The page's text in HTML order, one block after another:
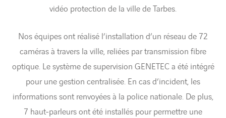
vidéo protection de la ville de Tarbes.
Nos équipes ont réalisé l’installation d’un réseau de 72
caméras à travers la ville, reliées par transmission fibre
optique. Le système de supervision GENETEC a été intégré
pour une gestion centralisée. En cas d’incident, les
informations sont renvoyées à la police nationale. De plus,
7 haut-parleurs ont été installés pour permettre une